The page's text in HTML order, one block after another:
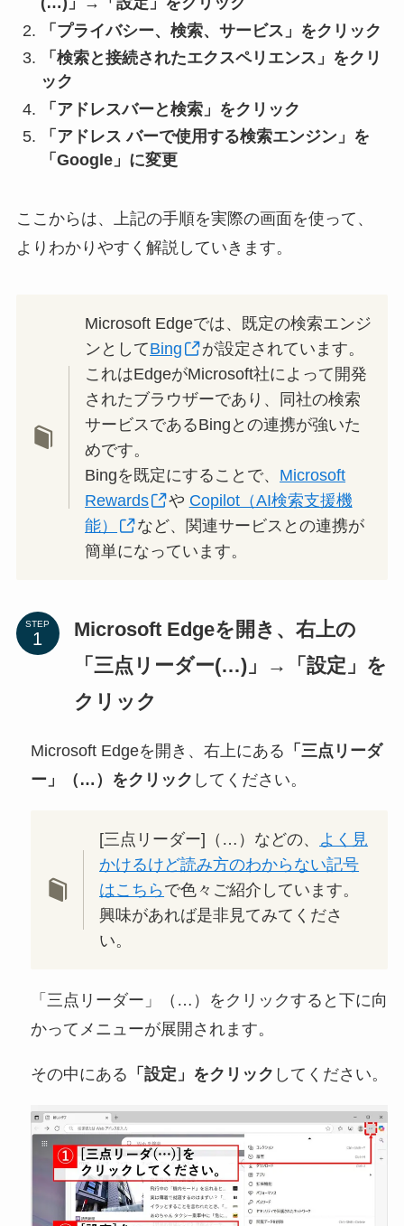
「プライバシー、検索、サービス」をクリック
「検索と接続されたエクスペリエンス」をクリ
ック
「アドレスバーと検索」をクリック
「アドレス バーで使用する検索エンジン」を
「Google」に変更
ここからは、上記の手順を実際の画面を使って、
よりわかりやすく解説していきます。
Microsoft Edgeでは、既定の検索エンジ
ンとしてBing
が設定されています。
これはEdgeがMicrosoft社によって開発
されたブラウザーであり、同社の検索
サービスであるBingとの連携が強いた
めです。
Bingを既定にすることで、 Microsoft
Rewards
や Copilot（AI検索支援機
能）
など、関連サービスとの連携が
簡単になっています。
STEP
Microsoft Edgeを開き、右上の
「三点リーダー(…)」→「設定」を
クリック
Microsoft Edgeを開き、右上にある 「三点リーダ
ー」（…）をクリック してください。
[三点リーダー]（…）などの、 よく見
かけるけど読み方のわからない記号
はこちら で色々ご紹介しています。
興味があれば是非見てみてくださ
い。
「三点リーダー」（…）をクリックすると下に向
かってメニューが展開されます。
その中にある 「設定」をクリック してください。